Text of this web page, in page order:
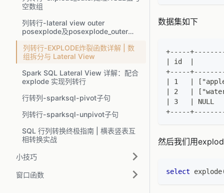
空数组
列转行-lateral view outer
posexplode及posexplode_outer多
列转行-EXPLODE炸裂函数详解 | 数
组拆分与 Lateral View
Spark SQL Lateral View 详解：配合
explode 实现列转行
行转列-sparksql-pivot子句
列转行-sparksql-unpivot子句
SQL 行列转换终极指南 | 横表竖表互
相转换实战
小技巧
窗口函数
数据集如下
+-----
| id  |
+-----
| 1   |
| 2   |
| 3   |
+-----
然后我们用
select explode